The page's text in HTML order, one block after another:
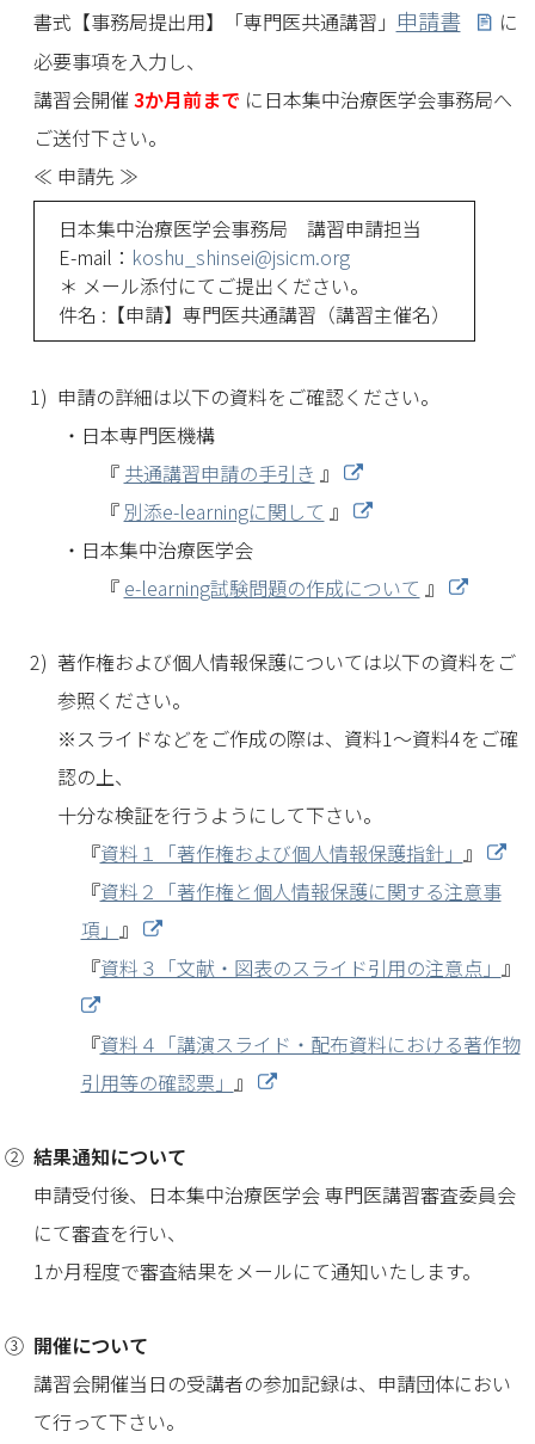
書式【事務局提出用】「専門医共通講習」 申請書
に
必要事項を入力し、
講習会開催 3か月前まで に日本集中治療医学会事務局へ
ご送付下さい。
≪ 申請先 ≫
日本集中治療医学会事務局 講習申請担当
E-mail： koshu_shinsei@jsicm.org
＊ メール添付にてご提出ください。
件名 :【申請】専門医共通講習（講習主催名）
申請の詳細は以下の資料をご確認ください。
日本専門医機構
『 共通講習申請の手引き 』
『 別添e-learningに関して 』
日本集中治療医学会
『 e-learning試験問題の作成について 』
著作権および個人情報保護については以下の資料をご
参照ください。
※スライドなどをご作成の際は、資料1～資料4をご確
認の上、
十分な検証を行うようにして下さい。
『資料１「著作権および個人情報保護指針」 』
『資料２「著作権と個人情報保護に関する注意事
項」 』
『資料３「文献・図表のスライド引用の注意点」 』
『資料４「講演スライド・配布資料における著作物
引用等の確認票」 』
結果通知について
申請受付後、日本集中治療医学会 専門医講習審査委員会
にて審査を行い、
1か月程度で審査結果をメールにて通知いたします。
開催について
講習会開催当日の受講者の参加記録は、申請団体におい
て行って下さい。